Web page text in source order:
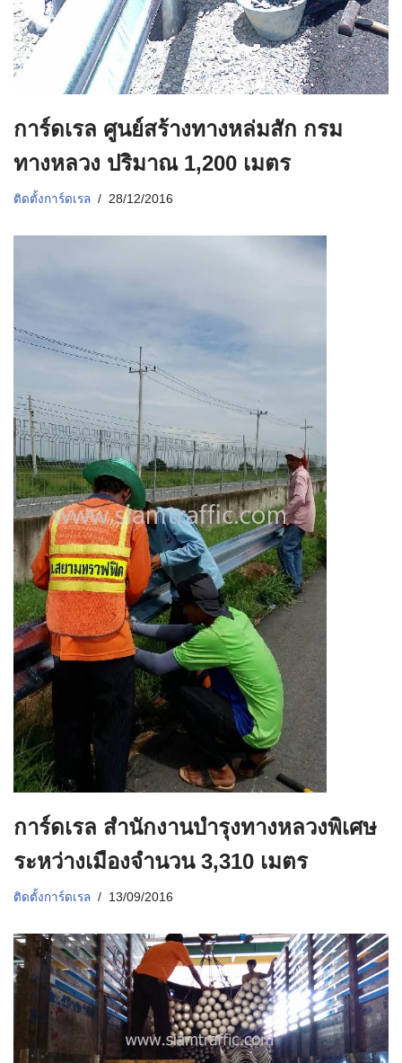
การ์ดเรล ศูนย์สร้างทางหล่มสัก กรม
ทางหลวง ปริมาณ 1,200 เมตร
ติดตั้งการ์ดเรล 28/12/2016
การ์ดเรล สำนักงานบำรุงทางหลวงพิเศษ
ระหว่างเมืองจำนวน 3,310 เมตร
ติดตั้งการ์ดเรล 13/09/2016